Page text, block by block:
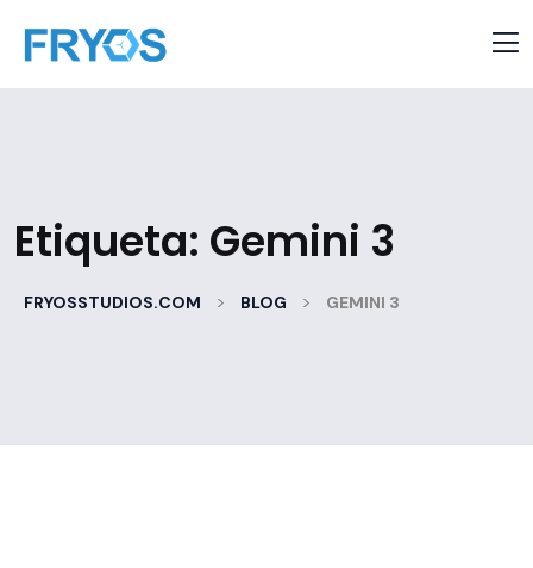
Etiqueta: Gemini 3
FRYOSSTUDIOS.COM > BLOG > GEMINI 3